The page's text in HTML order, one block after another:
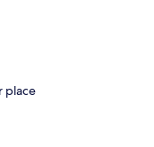
place